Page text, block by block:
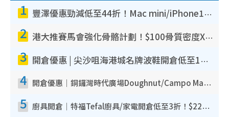
1 豐澤優惠勁減低至44折！Mac mini/iPhone17Pro大減價！廚房家電$220起
2 港大推賽馬會強化骨骼計劃！$100骨質密度X光檢查 完成免費運動訓練送超市禮券！附參加資格
3 開倉優惠 | 尖沙咀海港城名牌波鞋開倉低至1折！On鞋$899起／Joy&Peace鞋履$98起
4 開倉優惠｜銅鑼灣時代廣場Doughnut/Campo Marzio開倉低至1折！背囊、書包、手袋劈價$200起
5 廚具開倉｜特福Tefal廚具/家電開倉低至3折！$220起買平底鍋/炒鑊/湯煲！電飯煲/吸塵機/燙斗$418起